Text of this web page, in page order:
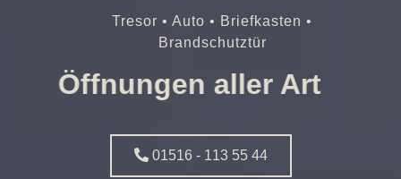
Tresor • Auto • Briefkasten •
Brandschutztür
Öffnungen aller Art
01516 - 113 55 44